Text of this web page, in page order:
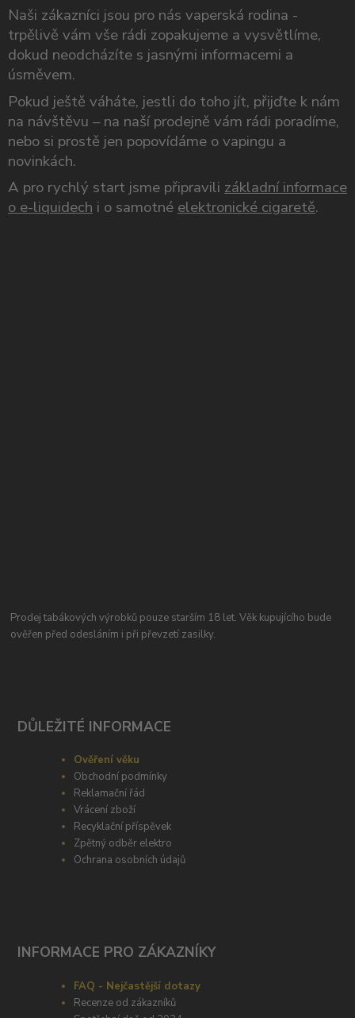
Naši zákazníci jsou pro nás vaperská rodina -
trpělivě vám vše rádi zopakujeme a vysvětlíme,
dokud neodcházíte s jasnými informacemi a
úsměvem.
Pokud ještě váháte, jestli do toho jít, přijďte k nám
na návštěvu – na naší prodejně vám rádi poradíme,
nebo si prostě jen popovídáme o vapingu a
novinkách.
A pro rychlý start jsme připravili základní informace
o e-liquidech i o samotnéelektronické cigaretě.
Prodej tabákových výrobků pouze starším 18 let. Věk kupujícího bude
ověřen před odesláním i při převzetí zasilky.
DŮLEŽITÉ INFORMACE
Ověření věku
Obchodní podmínky
Reklamační řád
Vrácení zboží
Recyklační příspěvek
Zpětný odběr elektro
Ochrana osobních údajů
INFORMACE PRO ZÁKAZNÍKY
FAQ - Nejčastější dotazy
Recenze od zákazníků